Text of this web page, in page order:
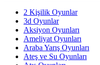
2 Kişilik Oyunlar
3d Oyunlar
Aksiyon Oyunları
Ameliyat Oyunları
Araba Yarış Oyunları
Ateş ve Su Oyunları